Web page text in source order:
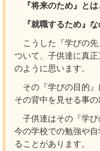
『将来のため』と
『就職するため』
こうした『学びの
ついて、子供達に真
のように思います。
その『学びの目的
その背中を見せる事
子供達はその『学
今の学校での勉強や
ることがあります。